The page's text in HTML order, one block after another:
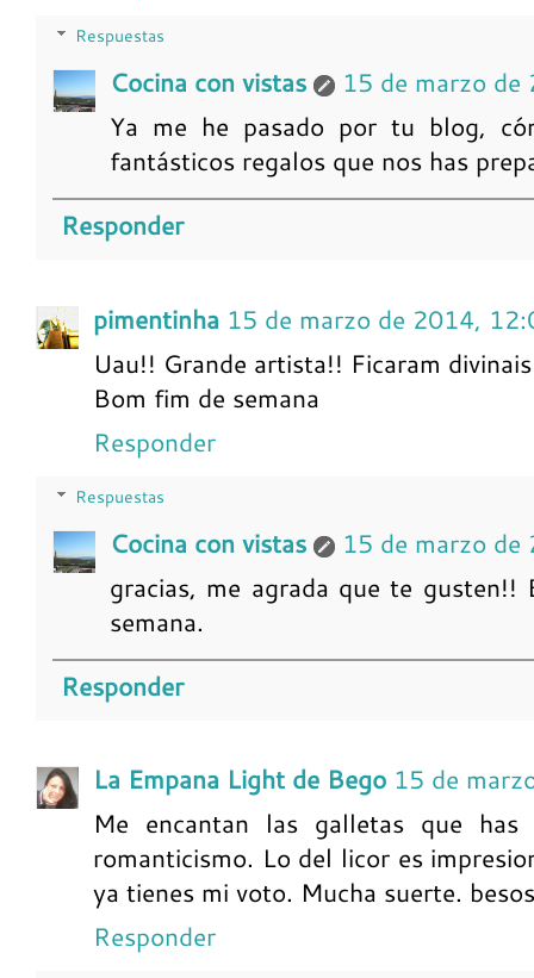
Respuestas
Cocina con vistas
15 de marzo
Ya me he pasado por tu blog,
fantásticos regalos que nos has
Responder
pimentinha 15 de marzo de 2014,
Uau!! Grande artista!! Ficaram
Bom fim de semana
Responder
Respuestas
Cocina con vistas
15 de marzo
gracias, me agrada que te
semana.
Responder
La Empana Light de Bego 15 de
Me encantan las galletas que
romanticismo. Lo del licor es
ya tienes mi voto. Mucha suerte.
Responder